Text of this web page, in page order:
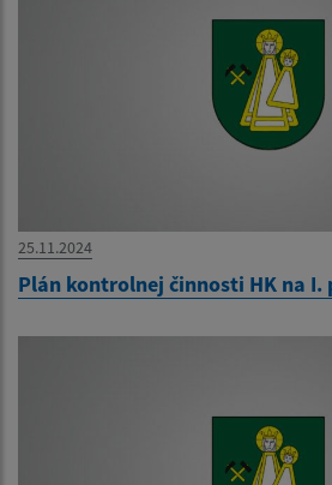
25.11.2024
Plán kontrolnej činnosti HK na I.